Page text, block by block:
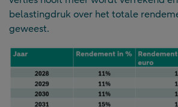
belastingdruk over het totale
geweest.